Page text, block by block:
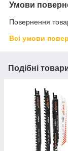
Умови
Повернення
Всі умови
Подібні